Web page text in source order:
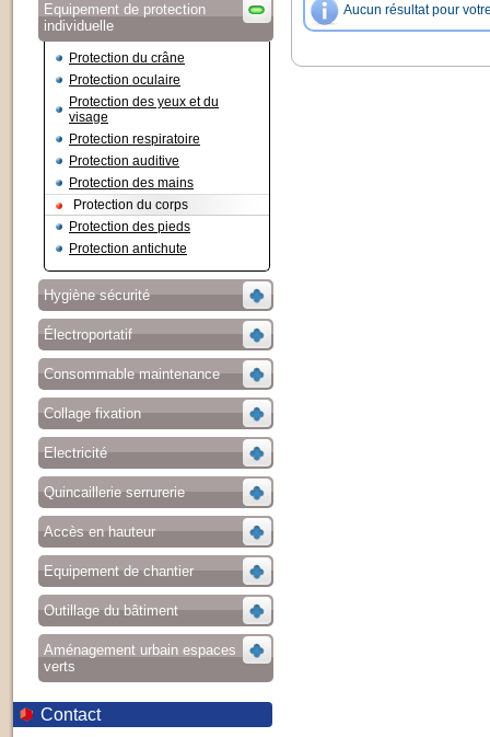
Equipement de protection
individuelle
Protection du crâne
Protection oculaire
Protection des yeux et du
visage
Protection respiratoire
Protection auditive
Protection des mains
Protection du corps
Protection des pieds
Protection antichute
Hygiène sécurité
Électroportatif
Consommable maintenance
Collage fixation
Electricité
Quincaillerie serrurerie
Accès en hauteur
Equipement de chantier
Outillage du bâtiment
Aménagement urbain espaces
verts
Contact
Aucun résultat pour